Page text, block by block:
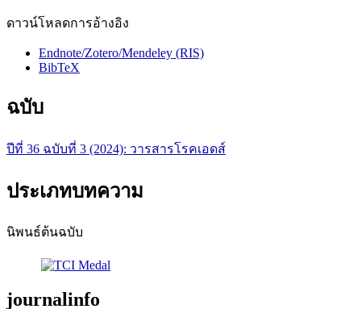
ดาวน์โหลดการอ้างอิง
Endnote/Zotero/Mendeley (RIS)
BibTeX
ฉบับ
ปีที่ 36 ฉบับที่ 3 (2024): วารสารโรคเอดส์
ประเภทบทความ
นิพนธ์ต้นฉบับ
journalinfo